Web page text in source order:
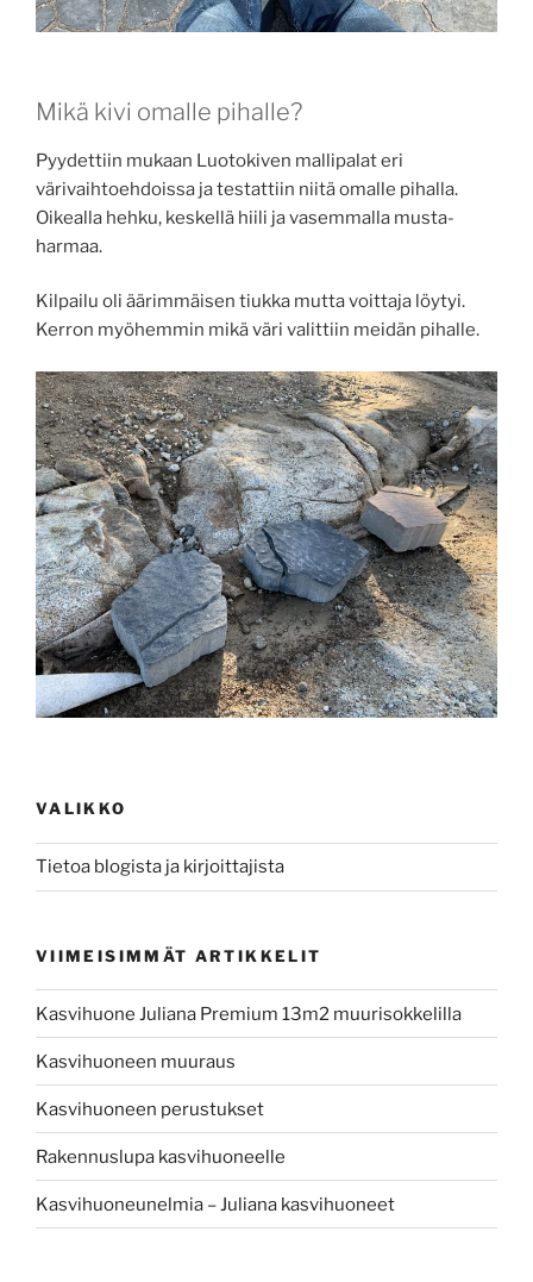
Mikä kivi omalle pihalle?
Pyydettiin mukaan Luotokiven mallipalat eri
värivaihtoehdoissa ja testattiin niitä omalle pihalla.
Oikealla hehku, keskellä hiili ja vasemmalla musta-
harmaa.
Kilpailu oli äärimmäisen tiukka mutta voittaja löytyi.
Kerron myöhemmin mikä väri valittiin meidän pihalle.
VALIKKO
Tietoa blogista ja kirjoittajista
VIIMEISIMMÄT ARTIKKELIT
Kasvihuone Juliana Premium 13m2 muurisokkelilla
Kasvihuoneen muuraus
Kasvihuoneen perustukset
Rakennuslupa kasvihuoneelle
Kasvihuoneunelmia – Juliana kasvihuoneet